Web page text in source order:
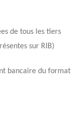
de tous les tiers
sur RIB)
bancaire du format